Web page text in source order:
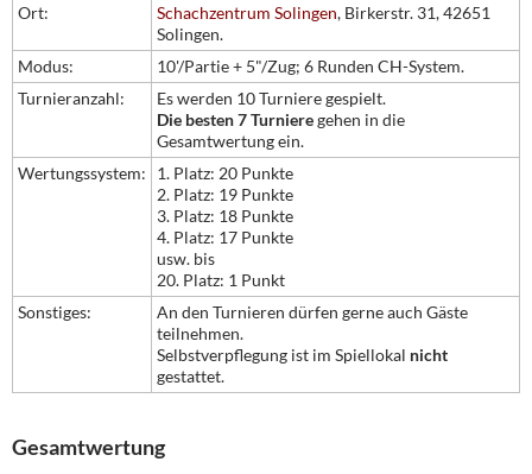
Ort:
Schachzentrum Solingen, Birkerstr. 31, 42651
Solingen.
Modus:
10'/Partie + 5"/Zug; 6 Runden CH-System.
Turnieranzahl:
Es werden 10 Turniere gespielt.
Die besten 7 Turnieregehen in die
Gesamtwertung ein.
Wertungssystem:
1. Platz: 20 Punkte
2. Platz: 19 Punkte
3. Platz: 18 Punkte
4. Platz: 17 Punkte
usw. bis
20. Platz: 1 Punkt
Sonstiges:
An den Turnieren dürfen gerne auch Gäste
teilnehmen.
Selbstverpflegung ist im Spiellokal nicht
gestattet.
Gesamtwertung